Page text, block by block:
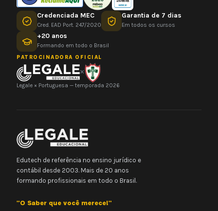
Credenciada MEC
Cred. EAD Port. 247/2020
Garantia de 7 dias
Em todos os cursos
+20 anos
Formando em todo o Brasil
PATROCINADORA OFICIAL
×
Legale × Portuguesa — temporada 2026
Edutech de referência no ensino jurídico e
contábil desde 2003. Mais de 20 anos
formando profissionais em todo o Brasil.
"O Saber que você merece!"